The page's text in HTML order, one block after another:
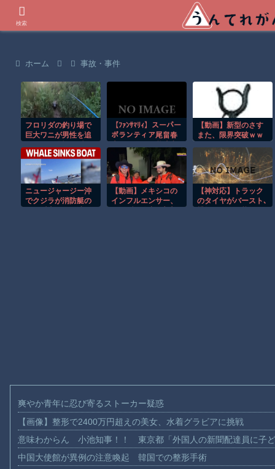
ホーム 事故・事件
フロリダの釣り場で
巨大ワニが男性を追
間！！
【ﾌｧﾝｻﾏﾘｨ】スーパー
ボランティア尾畠春
りへ「自分の飲む水
は自分で持ってい
く」「対価・飲食は
一切頂かない」
【動画】新型のさす
また、限界突破ｗｗ
ニュージャージー沖
でクジラが消防艇の
【動画】メキシコの
インフルエンサー、
【神対応】トラック
のタイヤがバースト､
爽やか青年に忍び寄るストーカー疑惑
【画像】整形で2400万円超えの美女、水着グラビアに挑戦
意味わからん 小池知事！！ 東京都「外国人の新聞配達員に子
中国大使館が異例の注意喚起 韓国での整形手術
検索